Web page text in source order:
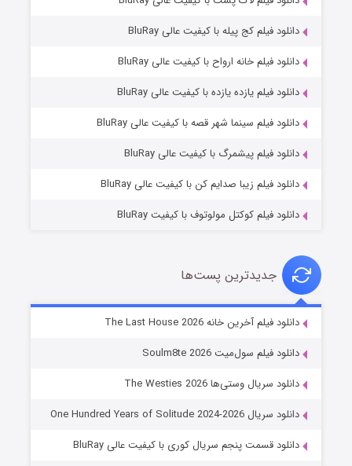
خاندان اژدها فصل ۳
دانلود فیلم کج‌ پیله با کیفیت عالی BluRay
دانلود فیلم خانه ارواح با کیفیت عالی BluRay
دانلود فیلم یازده یازده با کیفیت عالی BluRay
دانلود فیلم سینما شهر قصه با کیفیت عالی BluRay
دانلود فیلم پیشمرگ با کیفیت عالی BluRay
دانلود فیلم زیبا صدایم کن با کیفیت عالی BluRay
دانلود فیلم کوکتل مولوتوف با کیفیت BluRay
جدیدترین پست‌ها
دانلود فیلم آخرین خانه The Last House 2026
دانلود فیلم سول‌میت Soulm8te 2026
دانلود سریال وستی‌ها The Westies 2026
دانلود سریال One Hundred Years of Solitude 2024-2026
دانلود قسمت پنجم سریال کوری با کیفیت عالی BluRay